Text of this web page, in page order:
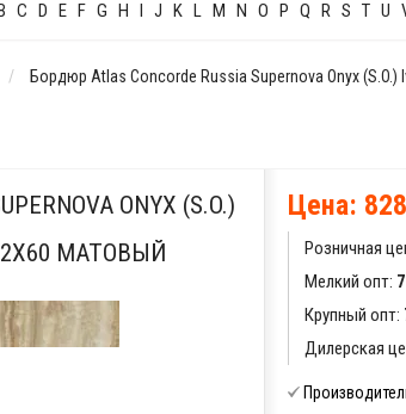
C D E F G H I J K L M N O P Q R S T U
Бордюр Atlas Concorde Russia Supernova Onyx
ONYX (S.O.)
МАТОВЫЙ
Цена:
Розничная
Мелкий опт:
Крупный опт:
Дилерская